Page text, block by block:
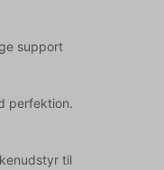
support
perfektion.
til